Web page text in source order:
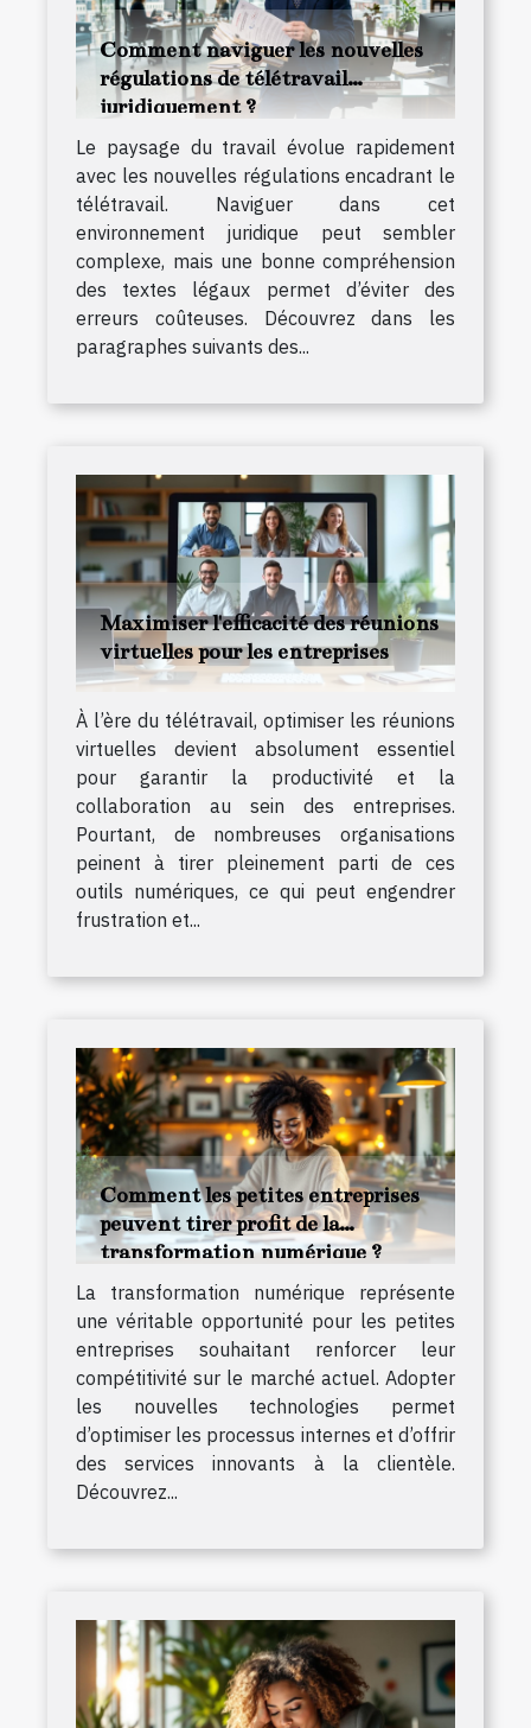
Comment naviguer les nouvelles
régulations de télétravail
juridiquement ?
Le paysage du travail évolue rapidement
avec les nouvelles régulations encadrant le
télétravail. Naviguer dans cet
environnement juridique peut sembler
complexe, mais une bonne compréhension
des textes légaux permet d’éviter des
erreurs coûteuses. Découvrez dans les
paragraphes suivants des...
Maximiser l'efficacité des réunions
virtuelles pour les entreprises
À l’ère du télétravail, optimiser les réunions
virtuelles devient absolument essentiel
pour garantir la productivité et la
collaboration au sein des entreprises.
Pourtant, de nombreuses organisations
peinent à tirer pleinement parti de ces
outils numériques, ce qui peut engendrer
frustration et...
Comment les petites entreprises
peuvent tirer profit de la
transformation numérique ?
La transformation numérique représente
une véritable opportunité pour les petites
entreprises souhaitant renforcer leur
compétitivité sur le marché actuel. Adopter
les nouvelles technologies permet
d’optimiser les processus internes et d’offrir
des services innovants à la clientèle.
Découvrez...